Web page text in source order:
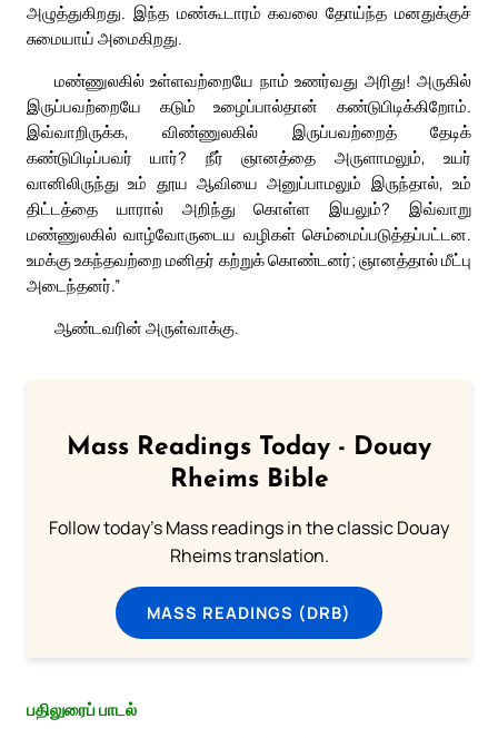
அழுத்துகிறது. இந்த மண்கூடாரம் கவலை தோய்ந்த மனதுக்குச்
சுமையாய் அமைகிறது.
மண்ணுலகில் உள்ளவற்றையே நாம் உணர்வது அரிது! அருகில்
இருப்பவற்றையே கடும் உழைப்பால்தான் கண்டுபிடிக்கிறோம்.
இவ்வாறிருக்க, விண்ணுலகில் இருப்பவற்றைத் தேடிக்
கண்டுபிடிப்பவர் யார்? நீர் ஞானத்தை அருளாமலும், உயர்
வானிலிருந்து உம் தூய ஆவியை அனுப்பாமலும் இருந்தால், உம்
திட்டத்தை யாரால் அறிந்து கொள்ள இயலும்? இவ்வாறு
மண்ணுலகில் வாழ்வோருடைய வழிகள் செம்மைப்படுத்தப்பட்டன.
உமக்கு உகந்தவற்றை மனிதர் கற்றுக் கொண்டனர்; ஞானத்தால் மீட்பு
அடைந்தனர்.”
ஆண்டவரின் அருள்வாக்கு.
Mass Readings Today - Douay
Rheims Bible
Follow today's Mass readings in the classic Douay
Rheims translation.
MASS READINGS (DRB)
பதிலுரைப் பாடல்